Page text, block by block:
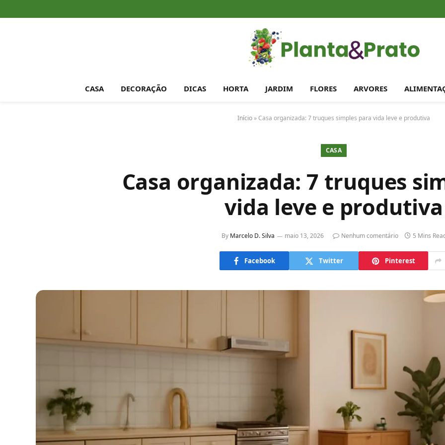
CASA DECORAÇÃO DICAS HORTA JARDIM FLORES ARVORES
Início »Casa organizada: 7 truques simples para vida leve e produtiva
CASA
Casa organizada: 7 truques
vida leve e produtiva
By Marcelo D. Silva maio 13, 2026 Nenhum comentário 5 Mins
Facebook Twitter Pinterest